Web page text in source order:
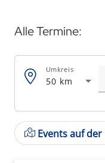
Alle Termine:
50 km
Umkreis
Events auf